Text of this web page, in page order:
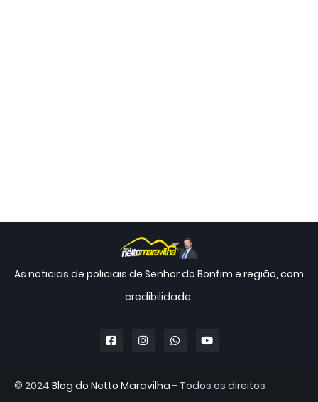
As noticias de policiais de Senhor do Bonfim e região, com
credibilidade.
© 2024 Blog do Netto Maravilha - Todos os direitos